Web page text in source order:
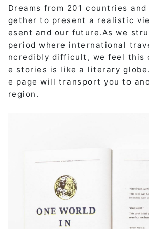
Dreams from 201 countries
gether to present a realistic
esent and our future.As we
period where international
ncredibly difficult, we feel this
e stories is like a literary
e page will transport you to
region.